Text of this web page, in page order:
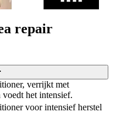
repair
verrijkt met
voedt het intensief.
voor intensief herstel